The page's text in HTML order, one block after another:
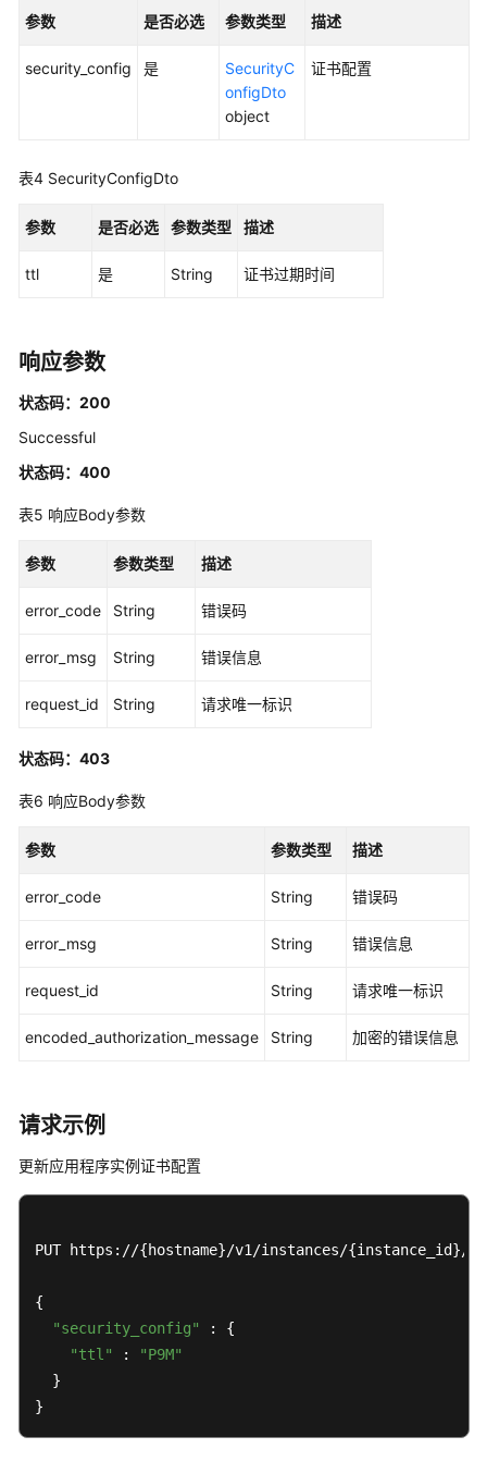
管
签
管
理
建
用
序
例
CreateApplicationInstance
列
应
程
用
目
中
板
-
参数 是否必选 参数类型 描述
security_config 是
SecurityC
onfigDto
object
证书配置
表4 SecurityConfigDto
参数 是否必选 参数类型 描述
ttl 是 String 证书过期时间
响应参数
状态码：200
Successful
状态码：400
表5 响应Body参数
参数 参数类型 描述
error_code String 错误码
error_msg String 错误信息
request_id String 请求唯一标识
状态码：403
表6 响应Body参数
参数 参数类型 描述
error_code String 错误码
error_msg String 错误信息
request_id String 请求唯一标识
encoded_authorization_message String 加密的错误信息
请求示例
更新应用程序实例证书配置
PUT https://{hostname}/v1/instances/
{
"security_config"
: {
"ttl"
:
"P9M"
  }
}